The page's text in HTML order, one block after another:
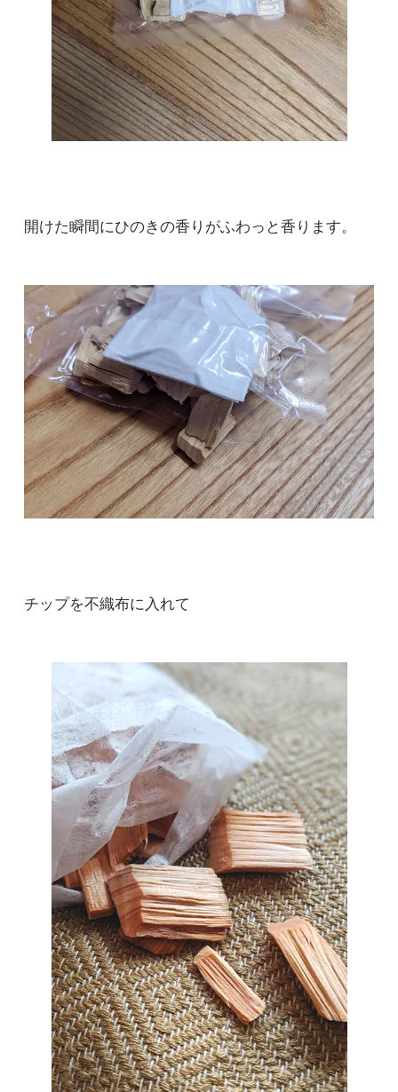
開けた瞬間にひのきの香りがふわっと香ります。
チップを不織布に入れて